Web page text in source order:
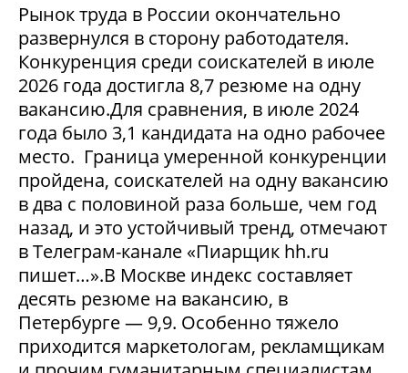
Рынок труда в России окончательно
развернулся в сторону работодателя.
Конкуренция среди соискателей в июле
2026 года достигла 8,7 резюме на одну
вакансию.Для сравнения, в июле 2024
года было 3,1 кандидата на одно рабочее
место. Граница умеренной конкуренции
пройдена, соискателей на одну вакансию
в два с половиной раза больше, чем год
назад, и это устойчивый тренд, отмечают
в Телеграм-канале «Пиарщик hh.ru
пишет…».В Москве индекс составляет
десять резюме на вакансию, в
Петербурге — 9,9. Особенно тяжело
приходится маркетологам, рекламщикам